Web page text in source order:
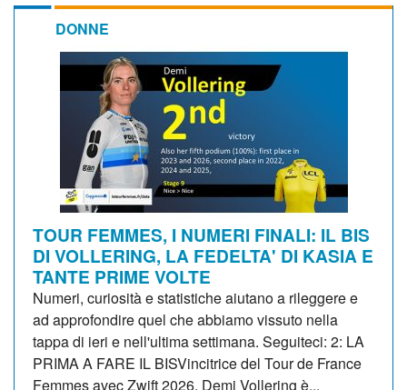
DONNE
TOUR FEMMES, I NUMERI FINALI: IL BIS
DI VOLLERING, LA FEDELTA' DI KASIA E
TANTE PRIME VOLTE
Numeri, curiosità e statistiche aiutano a rileggere e
ad approfondire quel che abbiamo vissuto nella
tappa di ieri e nell'ultima settimana. Seguiteci: 2: LA
PRIMA A FARE IL BISVincitrice del Tour de France
Femmes avec Zwift 2026, Demi Vollering è...